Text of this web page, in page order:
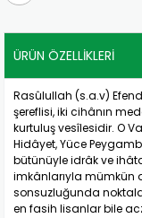
ÜRÜN ÖZELLIKLERI
Rasûlullah (s.a.v)
şereflisi, iki cihânın
kurtuluş vesîlesidir. O
Hidâyet, Yüce
bütünüyle idrâk ve
imkânlarıyla mümkün
sonsuzluğunda
en fasih lisanlar bile